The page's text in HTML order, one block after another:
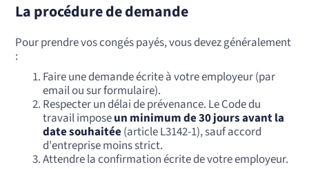
La procédure de demande
Pour prendre vos congés payés, vous devez généralement
:
Faire une demande écrite à votre employeur (par
email ou sur formulaire).
Respecter un délai de prévenance. Le Code du
travail imposeun minimum de 30 jours avant la
date souhaitée(article L3142-1), sauf accord
d'entreprise moins strict.
Attendre la confirmation écrite de votre employeur.